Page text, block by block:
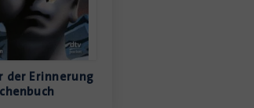
der Erinnerung